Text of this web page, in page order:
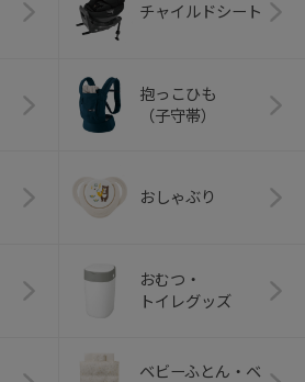
チャイルドシート
抱っこひも
（子守帯）
おしゃぶり
おむつ・
トイレグッズ
ベビーふとん・ベ